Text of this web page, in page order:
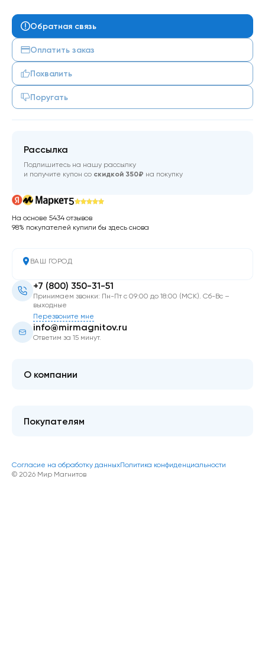
Обратная связь
Оплатить заказ
Похвалить
Поругать
ВАШ ГОРОД
+7 (800) 350-31-51
Принимаем звонки: Пн-Пт с 09:00 до 18:00 (МСК). Сб-Вс –
выходные
Перезвоните мне
info@mirmagnitov.ru
Ответим за 15 минут.
Покупателям
Доставка и оплата
О компании
Как оформить покупку
Рассылка
Подпишитесь на нашу рассылку
и получите купон со скидкой 350₽ на покупку
5
На основе 5434 отзывов
98% покупателей купили бы здесь снова
© 2026 Мир Магнитов
Согласие на обработку данныхПолитика конфиденциальности